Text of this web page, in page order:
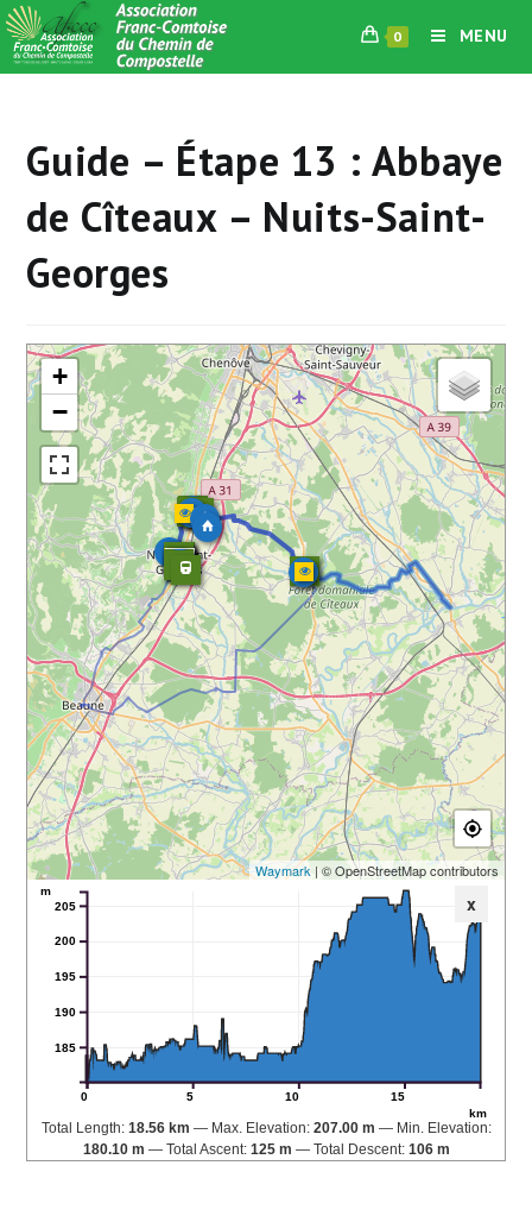
Skip
to
content
0 MENU
Guide – Étape 13 : Abbaye
de Cîteaux – Nuits-Saint-
Georges
+
−
Waymark | © OpenStreetMap contributors
x
0 5 10 15
km
185
190
195
200
205
m
Total Length: 18.56 km Max. Elevation: 207.00 m
Min. Elevation:
180.10 m
Total Ascent: 125 m Total Descent: 106 m